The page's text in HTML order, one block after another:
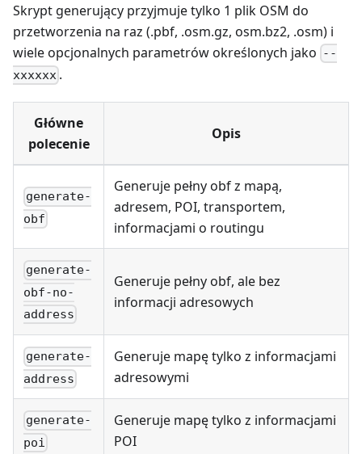
Skrypt generujący przyjmuje tylko 1 plik OSM do
przetworzenia na raz (.pbf, .osm.gz, osm.bz2, .osm) i
wiele opcjonalnych parametrów określonych jako --
xxxxxx .
Główne
polecenie
Opis
generate-
obf
Generuje pełny obf z mapą,
adresem, POI, transportem,
informacjami o routingu
generate-
obf-no-
address
Generuje pełny obf, ale bez
informacji adresowych
generate-
address
Generuje mapę tylko z informacjami
adresowymi
generate-
poi
Generuje mapę tylko z informacjami
POI